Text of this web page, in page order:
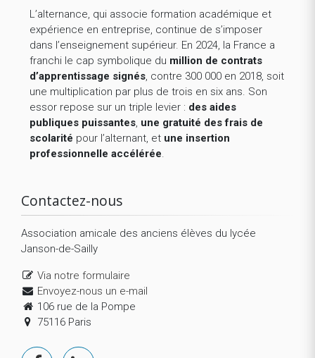
L’alternance, qui associe formation académique et
expérience en entreprise, continue de s’imposer
dans l’enseignement supérieur. En 2024, la France a
franchi le cap symbolique du million de contrats
d’apprentissage signés, contre 300 000 en 2018, soit
une multiplication par plus de trois en six ans. Son
essor repose sur un triple levier : des aides
publiques puissantes, une gratuité des frais de
scolarité pour l’alternant, et une insertion
professionnelle accélérée.
Contactez-nous
Association amicale des anciens élèves du lycée
Janson-de-Sailly
Via notre formulaire
Envoyez-nous un e-mail
106 rue de la Pompe
75116 Paris